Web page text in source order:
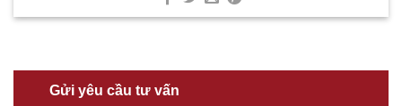
Gửi yêu cầu tư vấn